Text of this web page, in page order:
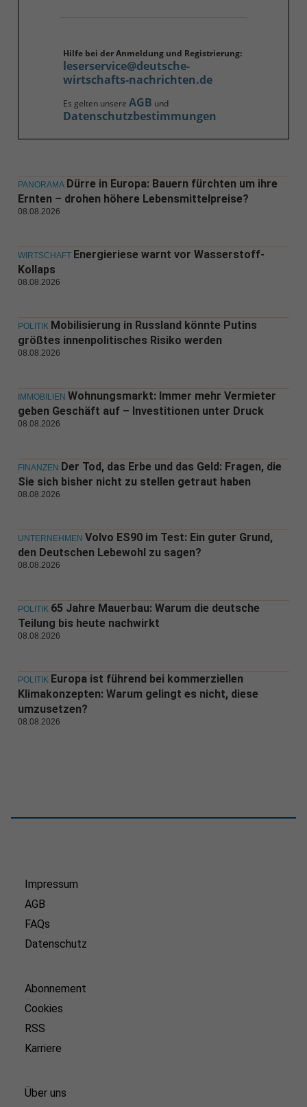
Hilfe bei der Anmeldung und Registrierung:
leserservice@deutsche-
wirtschafts-nachrichten.de
Es gelten unsere AGB und
Datenschutzbestimmungen
PANORAMA Dürre in Europa: Bauern fürchten um ihre
Ernten – drohen höhere Lebensmittelpreise?
08.08.2026
WIRTSCHAFT Energieriese warnt vor Wasserstoff-
Kollaps
08.08.2026
POLITIK Mobilisierung in Russland könnte Putins
größtes innenpolitisches Risiko werden
08.08.2026
IMMOBILIEN Wohnungsmarkt: Immer mehr Vermieter
geben Geschäft auf – Investitionen unter Druck
08.08.2026
FINANZEN Der Tod, das Erbe und das Geld: Fragen, die
Sie sich bisher nicht zu stellen getraut haben
08.08.2026
UNTERNEHMEN Volvo ES90 im Test: Ein guter Grund,
den Deutschen Lebewohl zu sagen?
08.08.2026
POLITIK 65 Jahre Mauerbau: Warum die deutsche
Teilung bis heute nachwirkt
08.08.2026
POLITIK Europa ist führend bei kommerziellen
Klimakonzepten: Warum gelingt es nicht, diese
umzusetzen?
08.08.2026
Impressum
AGB
FAQs
Datenschutz
Abonnement
Cookies
RSS
Karriere
Über uns